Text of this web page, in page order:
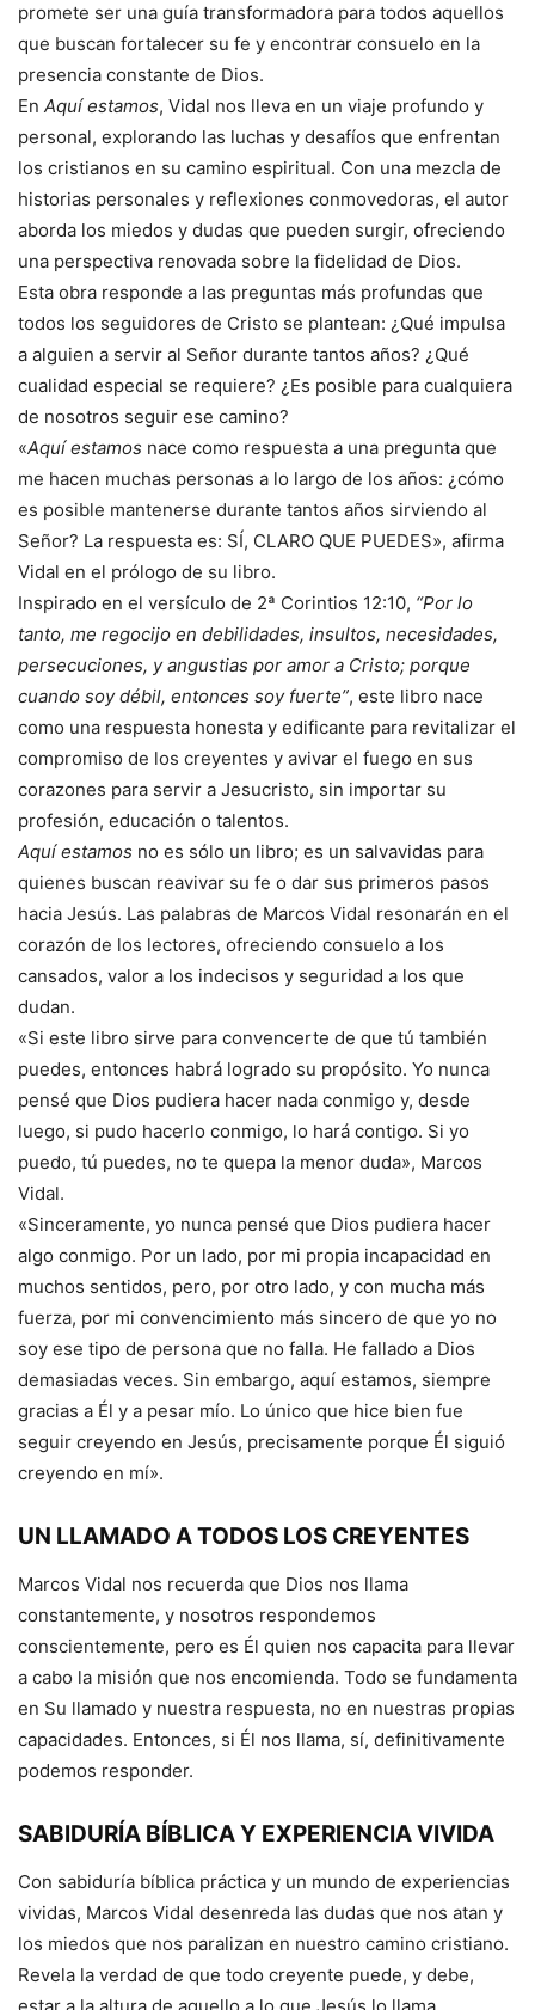
promete ser una guía transformadora para todos aquellos
que buscan fortalecer su fe y encontrar consuelo en la
presencia constante de Dios.
En Aquí estamos, Vidal nos lleva en un viaje profundo y
personal, explorando las luchas y desafíos que enfrentan
los cristianos en su camino espiritual. Con una mezcla de
historias personales y reflexiones conmovedoras, el autor
aborda los miedos y dudas que pueden surgir, ofreciendo
una perspectiva renovada sobre la fidelidad de Dios.
Esta obra responde a las preguntas más profundas que
todos los seguidores de Cristo se plantean: ¿Qué impulsa
a alguien a servir al Señor durante tantos años? ¿Qué
cualidad especial se requiere? ¿Es posible para cualquiera
de nosotros seguir ese camino?
«Aquí estamos nace como respuesta a una pregunta que
me hacen muchas personas a lo largo de los años: ¿cómo
es posible mantenerse durante tantos años sirviendo al
Señor? La respuesta es: SÍ, CLARO QUE PUEDES», afirma
Vidal en el prólogo de su libro.
Inspirado en el versículo de 2ª Corintios 12:10, “Por lo
tanto, me regocijo en debilidades, insultos, necesidades,
persecuciones, y angustias por amor a Cristo; porque
cuando soy débil, entonces soy fuerte”, este libro nace
como una respuesta honesta y edificante para revitalizar el
compromiso de los creyentes y avivar el fuego en sus
corazones para servir a Jesucristo, sin importar su
profesión, educación o talentos.
Aquí estamos no es sólo un libro; es un salvavidas para
quienes buscan reavivar su fe o dar sus primeros pasos
hacia Jesús. Las palabras de Marcos Vidal resonarán en el
corazón de los lectores, ofreciendo consuelo a los
cansados, valor a los indecisos y seguridad a los que
dudan.
«Si este libro sirve para convencerte de que tú también
puedes, entonces habrá logrado su propósito. Yo nunca
pensé que Dios pudiera hacer nada conmigo y, desde
luego, si pudo hacerlo conmigo, lo hará contigo. Si yo
puedo, tú puedes, no te quepa la menor duda», Marcos
Vidal.
«Sinceramente, yo nunca pensé que Dios pudiera hacer
algo conmigo. Por un lado, por mi propia incapacidad en
muchos sentidos, pero, por otro lado, y con mucha más
fuerza, por mi convencimiento más sincero de que yo no
soy ese tipo de persona que no falla. He fallado a Dios
demasiadas veces. Sin embargo, aquí estamos, siempre
gracias a Él y a pesar mío. Lo único que hice bien fue
seguir creyendo en Jesús, precisamente porque Él siguió
creyendo en mí».
UN LLAMADO A TODOS LOS CREYENTES
Marcos Vidal nos recuerda que Dios nos llama
constantemente, y nosotros respondemos
conscientemente, pero es Él quien nos capacita para llevar
a cabo la misión que nos encomienda. Todo se fundamenta
en Su llamado y nuestra respuesta, no en nuestras propias
capacidades. Entonces, si Él nos llama, sí, definitivamente
podemos responder.
SABIDURÍA BÍBLICA Y EXPERIENCIA VIVIDA
Con sabiduría bíblica práctica y un mundo de experiencias
vividas, Marcos Vidal desenreda las dudas que nos atan y
los miedos que nos paralizan en nuestro camino cristiano.
Revela la verdad de que todo creyente puede, y debe,